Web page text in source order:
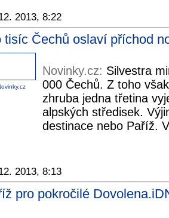
2013, 8:22
tisíc Čechů oslaví příchod
Novinky.cz: Silvestra
000 Čechů. Z toho
zhruba jedna třetina
alpských středisek.
destinace nebo Paříž.
2013, 8:13
pro pokročilé